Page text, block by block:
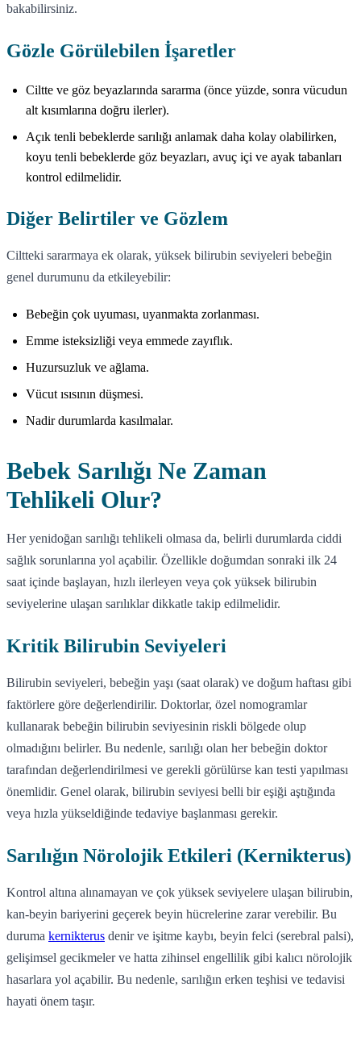
bakabilirsiniz.
Gözle Görülebilen İşaretler
Ciltte ve göz beyazlarında sararma (önce yüzde, sonra vücudun
alt kısımlarına doğru ilerler).
Açık tenli bebeklerde sarılığı anlamak daha kolay olabilirken,
koyu tenli bebeklerde göz beyazları, avuç içi ve ayak tabanları
kontrol edilmelidir.
Diğer Belirtiler ve Gözlem
Ciltteki sararmaya ek olarak, yüksek bilirubin seviyeleri bebeğin
genel durumunu da etkileyebilir:
Bebeğin çok uyuması, uyanmakta zorlanması.
Emme isteksizliği veya emmede zayıflık.
Huzursuzluk ve ağlama.
Vücut ısısının düşmesi.
Nadir durumlarda kasılmalar.
Bebek Sarılığı Ne Zaman
Tehlikeli Olur?
Her yenidoğan sarılığı tehlikeli olmasa da, belirli durumlarda ciddi
sağlık sorunlarına yol açabilir. Özellikle doğumdan sonraki ilk 24
saat içinde başlayan, hızlı ilerleyen veya çok yüksek bilirubin
seviyelerine ulaşan sarılıklar dikkatle takip edilmelidir.
Kritik Bilirubin Seviyeleri
Bilirubin seviyeleri, bebeğin yaşı (saat olarak) ve doğum haftası gibi
faktörlere göre değerlendirilir. Doktorlar, özel nomogramlar
kullanarak bebeğin bilirubin seviyesinin riskli bölgede olup
olmadığını belirler. Bu nedenle, sarılığı olan her bebeğin doktor
tarafından değerlendirilmesi ve gerekli görülürse kan testi yapılması
önemlidir. Genel olarak, bilirubin seviyesi belli bir eşiği aştığında
veya hızla yükseldiğinde tedaviye başlanması gerekir.
Sarılığın Nörolojik Etkileri (Kernikterus)
Kontrol altına alınamayan ve çok yüksek seviyelere ulaşan bilirubin,
kan-beyin bariyerini geçerek beyin hücrelerine zarar verebilir. Bu
duruma kernikterus denir ve işitme kaybı, beyin felci (serebral palsi),
gelişimsel gecikmeler ve hatta zihinsel engellilik gibi kalıcı nörolojik
hasarlara yol açabilir. Bu nedenle, sarılığın erken teşhisi ve tedavisi
hayati önem taşır.